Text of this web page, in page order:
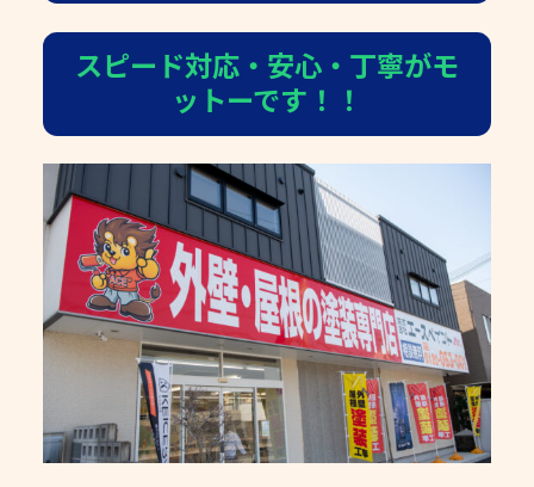
スピード対応・安心・丁寧がモ
ットーです！！